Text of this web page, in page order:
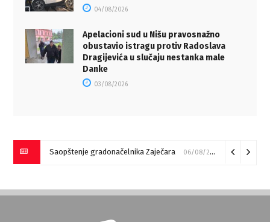
04/08/2026
Apelacioni sud u Nišu pravosnažno
obustavio istragu protiv Radoslava
Dragijevića u slučaju nestanka male
Danke
03/08/2026
Saopštenje gradonačelnika Zaječara 06/08/2026